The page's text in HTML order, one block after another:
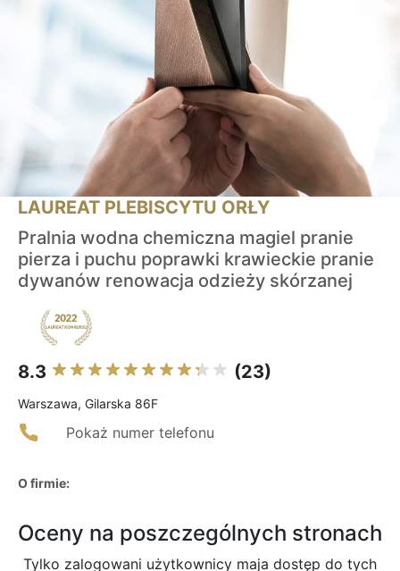
LAUREAT PLEBISCYTU ORŁY
Pralnia wodna chemiczna magiel pranie
pierza i puchu poprawki krawieckie pranie
dywanów renowacja odzieży skórzanej
8.3 (23)
Warszawa, Gilarska 86F
Pokaż numer telefonu
O firmie:
Oceny na poszczególnych stronach
Tylko zalogowani użytkownicy maja dostęp do tych